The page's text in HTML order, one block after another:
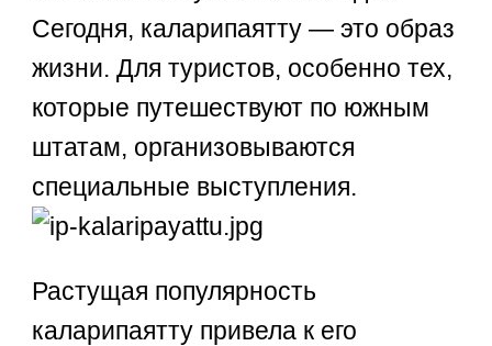
Сегодня, каларипаятту — это образ
жизни. Для туристов, особенно тех,
которые путешествуют по южным
штатам, организовываются
специальные выступления.
Растущая популярность
каларипаятту привела к его